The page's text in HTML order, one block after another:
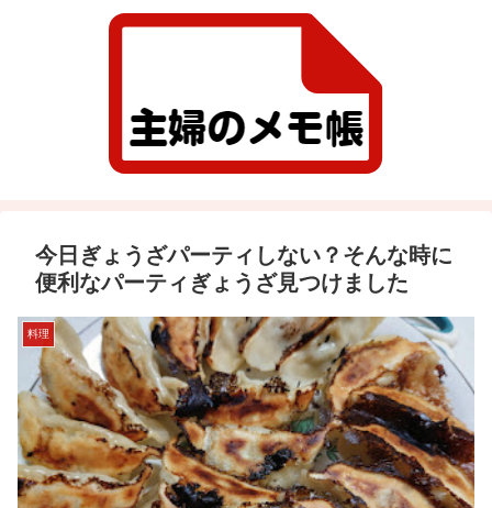
今日ぎょうざパーティしない？そんな時に
便利なパーティぎょうざ見つけました
料理